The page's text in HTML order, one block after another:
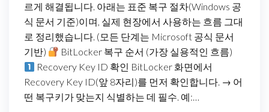
르게 해결됩니다. 아래는 표준 복구 절차(Windows 공
식 문서 기준)이며, 실제 현장에서 사용하는 흐름 그대
로 정리했습니다. (모든 단계는 Microsoft 공식 문서
기반)
BitLocker 복구 순서 (가장 실용적인 흐름)
Recovery Key ID 확인 BitLocker 화면에서
Recovery Key ID(앞 8자리)를 먼저 확인합니다. → 어
떤 복구키가 맞는지 식별하는 데 필수. 예:…